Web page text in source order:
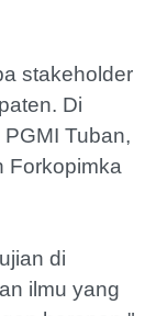
stakeholder
Di
Tuban,
Forkopimka
di
ilmu yang